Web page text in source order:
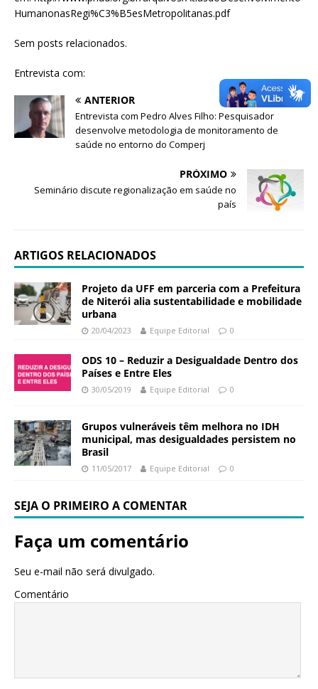
HumanonasRegi%C3%B5esMetropolitanas.pdf
Sem posts relacionados.
Entrevista com:
ANTERIOR
Entrevista com Pedro Alves Filho: Pesquisador
desenvolve metodologia de monitoramento de
saúde no entorno do Comperj
PRÓXIMO
Seminário discute regionalização em saúde no
país
ARTIGOS RELACIONADOS
Projeto da UFF em parceria com a Prefeitura
de Niterói alia sustentabilidade e mobilidade
urbana
20/04/2023 Equipe Editorial 0
ODS 10 – Reduzir a Desigualdade Dentro dos
Países e Entre Eles
30/05/2019 Equipe Editorial 0
Grupos vulneráveis têm melhora no IDH
municipal, mas desigualdades persistem no
Brasil
11/05/2017 Equipe Editorial 0
SEJA O PRIMEIRO A COMENTAR
Faça um comentário
Seu e-mail não será divulgado.
Comentário